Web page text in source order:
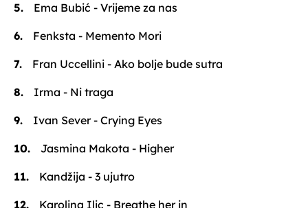
Ema Bubić - Vrijeme za nas
Fenksta - Memento Mori
Fran Uccellini - Ako bolje bude sutra
Irma - Ni traga
Ivan Sever - Crying Eyes
Jasmina Makota - Higher
Kandžija - 3 ujutro
Karolina Ilic - Breathe her in